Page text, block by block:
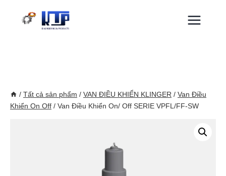
/ Tất cả sản phẩm / VAN ĐIỀU KHIỂN KLINGER / Van Điều
Khiển On Off / Van Điều Khiển On/ Off SERIE VPFL/FF-SW